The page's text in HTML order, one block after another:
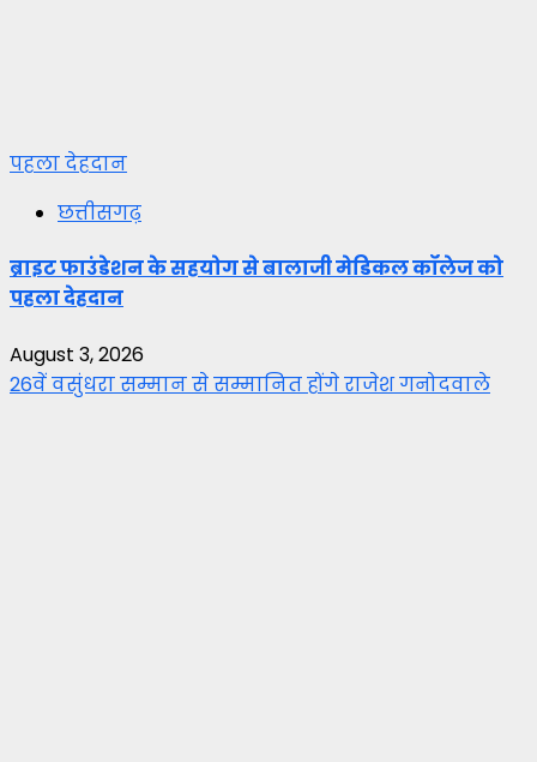
पहला देहदान
छत्तीसगढ़
ब्राइट फाउंडेशन के सहयोग से बालाजी मेडिकल कॉलेज को
पहला देहदान
August 3, 2026
26वें वसुंधरा सम्मान से सम्मानित होंगे राजेश गनोदवाले